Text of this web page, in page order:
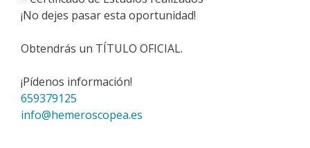
¡No dejes pasar esta oportunidad!
Obtendrás un TÍTULO OFICIAL.
¡Pídenos información!
659379125
info@hemeroscopea.es